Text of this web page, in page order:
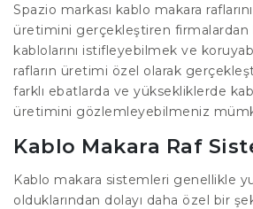
Spazio markası kablo makara
üretimini gerçekleştiren firmalardan
kablolarını istifleyebilmek ve
rafların üretimi özel olarak
farklı ebatlarda ve yüksekliklerde
üretimini gözlemleyebilmeniz
Kablo Makara Raf
Kablo makara sistemleri genellikle
olduklarından dolayı daha özel bir